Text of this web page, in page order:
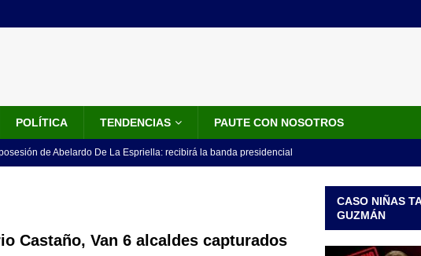
POLÍTICA TENDENCIAS PAUTE CON NOSOTROS
de Abelardo De La Espriella: recibirá la banda presidencial
no asistirá a la posesión de Abelardo de la Espriella y llama a
LO ÚLTIMO
Castaño, Van 6 alcaldes capturados
CASO NIÑAS
GUZMÁN